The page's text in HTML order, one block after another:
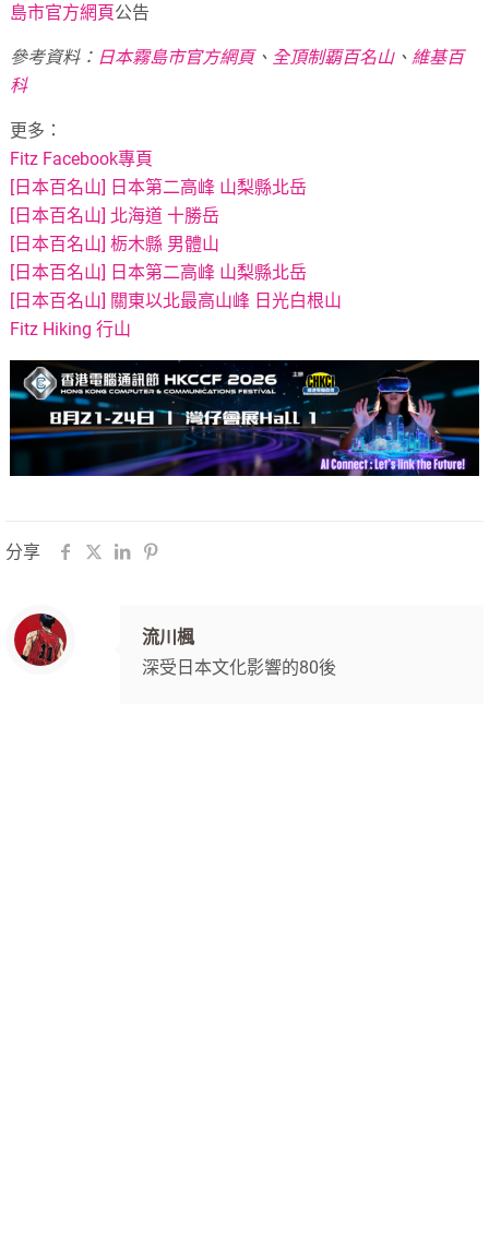
島市官方網頁公告
參考資料： 日本霧島市官方網頁、 全頂制覇百名山、 維基百
科
更多：
Fitz Facebook專頁
[日本百名山] 日本第二高峰 山梨縣北岳
[日本百名山] 北海道 十勝岳
[日本百名山] 栃木縣 男體山
[日本百名山] 日本第二高峰 山梨縣北岳
[日本百名山] 關東以北最高山峰 日光白根山
Fitz Hiking 行山
分享
流川楓
深受日本文化影響的80後